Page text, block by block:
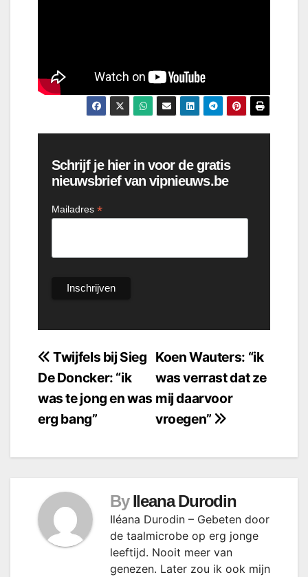
Schrijf je hier in voor de gratis
nieuwsbrief van vipnieuws.be
Mailadres *
Bericht
navigatie
Koen Wauters: “ik
was verrast dat ze
mij daarvoor
vroegen”
Twijfels bij Sieg
De Doncker: “ik
was te jong en was
erg bang”
By Ileana Durodin
Iléana Durodin – Gebeten door
de taalmicrobe op erg jonge
leeftijd. Nooit meer van
genezen. Later zou ik ook mijn